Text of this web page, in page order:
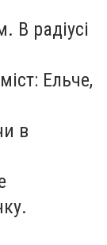
В радіусі
Ельче,
в